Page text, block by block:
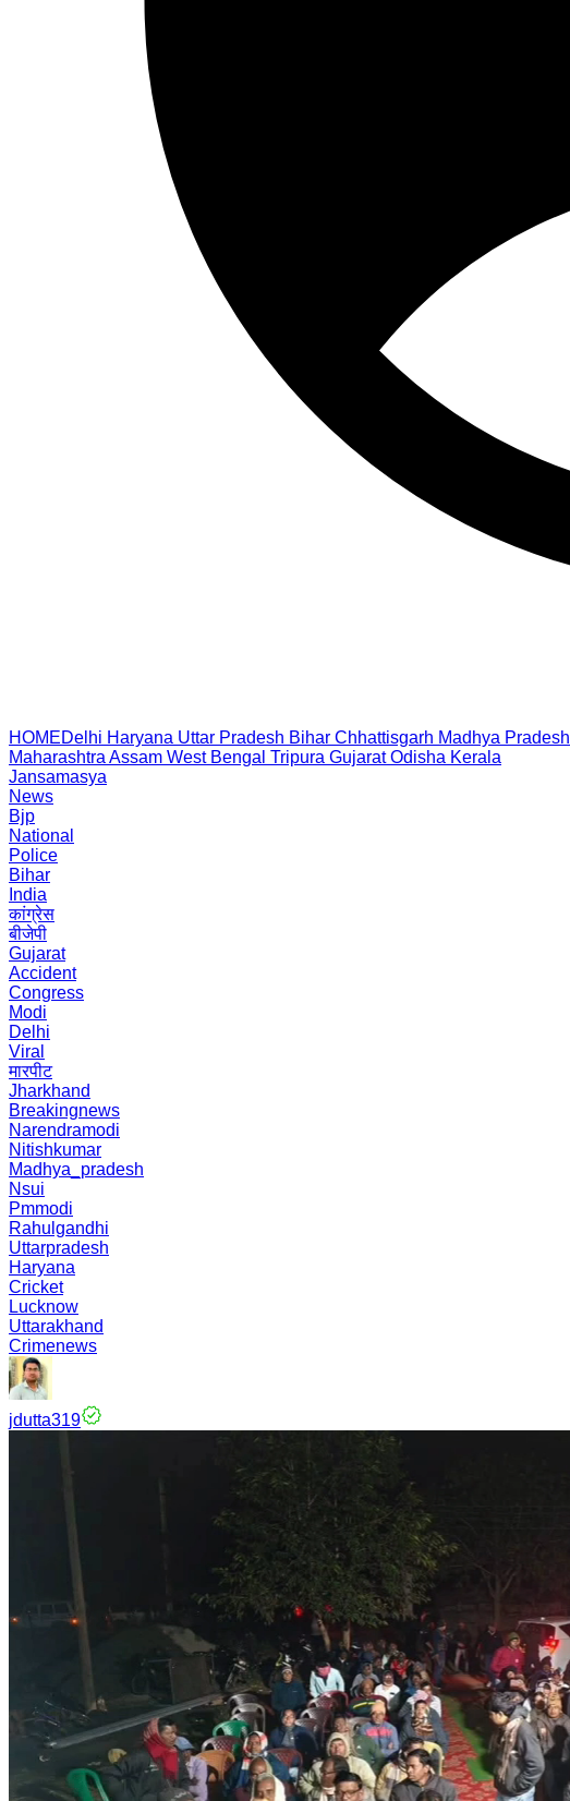
HOMEDelhi Haryana Uttar Pradesh Bihar Chhattisgarh Madhya Pradesh
Maharashtra Assam West Bengal Tripura Gujarat Odisha Kerala
Jansamasya
News
Bjp
National
Police
Bihar
India
कांग्रेस
बीजेपी
Gujarat
Accident
Congress
Modi
Delhi
Viral
मारपीट
Jharkhand
Breakingnews
Narendramodi
Nitishkumar
Madhya_pradesh
Nsui
Pmmodi
Rahulgandhi
Uttarpradesh
Haryana
Cricket
Lucknow
Uttarakhand
Crimenews
jdutta319